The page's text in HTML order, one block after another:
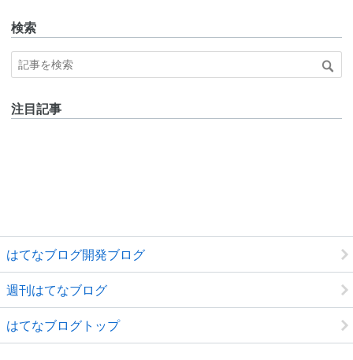
検索
注目記事
はてなブログ開発ブログ
週刊はてなブログ
はてなブログトップ